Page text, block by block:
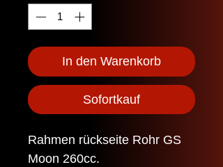
In den Warenkorb
Sofortkauf
Rahmen rückseite Rohr GS
Moon 260cc.